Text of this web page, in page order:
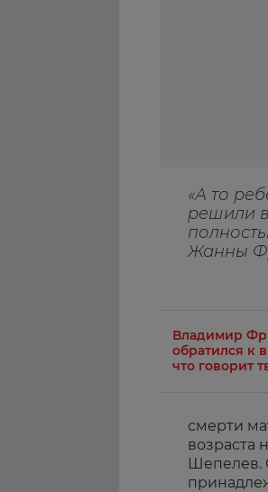
«А то
решили
Жанны
Владимир
обратился к
что говорит
смерти
возраста
Шепелев.